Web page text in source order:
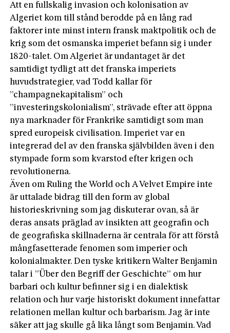
Att en fullskalig invasion och kolonisation av
Algeriet kom till stånd berodde på en lång rad
faktorer inte minst intern fransk maktpolitik och de
krig som det osmanska imperiet befann sig i under
1820-talet. Om Algeriet är undantaget är det
samtidigt tydligt att det franska imperiets
huvudstrategier, vad Todd kallar för
”champagnekapitalism” och
”investeringskolonialism”, strävade efter att öppna
nya marknader för Frankrike samtidigt som man
spred europeisk­ civilisation. Imperiet var en
integrerad del av den franska självbilden även i den
stympade form som kvarstod efter krigen och
revolutionerna.
Även om Ruling the World och A Velvet Empire inte
är uttalade bidrag till den form av global
historieskrivning som jag diskuterar ovan, så är
deras ansats präglad av insikten att geografin och
de geografiska skillnaderna är centrala för att förstå
mångfasetterade fenomen som imperier och
kolonialmakter. Den tyske kritikern Walter Benjamin
talar i ”Über den Begriff der Geschichte” om hur
barbari och kultur befinner sig i en dialektisk
relation och hur varje hi­storiskt dokument innefattar
relationen mellan kultur och barbarism. Jag är inte
säker att jag skulle gå lika långt som Benjamin. Vad